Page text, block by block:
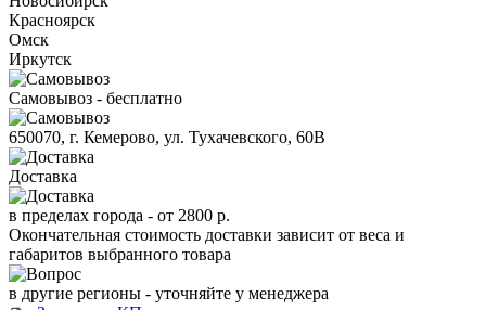
Красноярск
Омск
Иркутск
Самовывоз - бесплатно
650070, г. Кемерово, ул. Тухачевского, 60В
Доставка
в пределах города - от 2800 р.
Окончательная стоимость доставки зависит от веса и
габаритов выбранного товара
в другие регионы - уточняйте у менеджера